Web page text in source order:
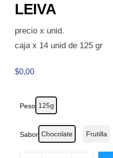
LEIVA
precio x unid.
caja x 14 unid de 125 gr
$0,00
Peso 125g
Sabor Chocolate Frutilla